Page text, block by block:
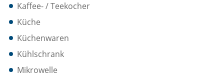
Kaffee- / Teekocher
Küche
Küchenwaren
Kühlschrank
Mikrowelle